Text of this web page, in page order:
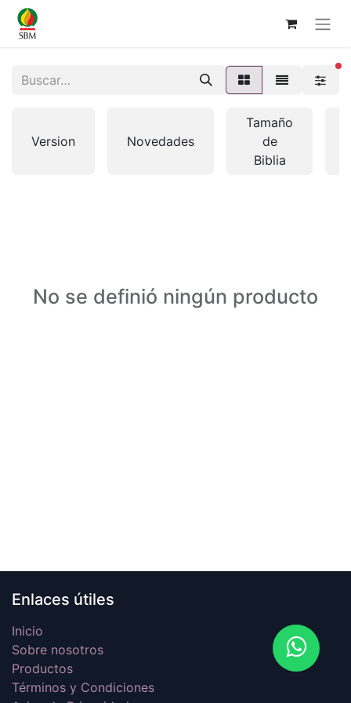
Version Novedades
Tamaño
de
Biblia
No se definió ningún producto
Enlaces útiles
Inicio
Sobre nosotros
Productos
Términos y Condiciones